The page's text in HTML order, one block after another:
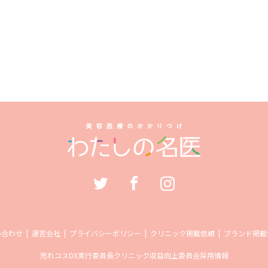
わせ 運営会社 プライバシーポリシー クリニック掲載依頼 ブランド掲
売れコスDX実行委員長クリニック収益向上委員会採用情報